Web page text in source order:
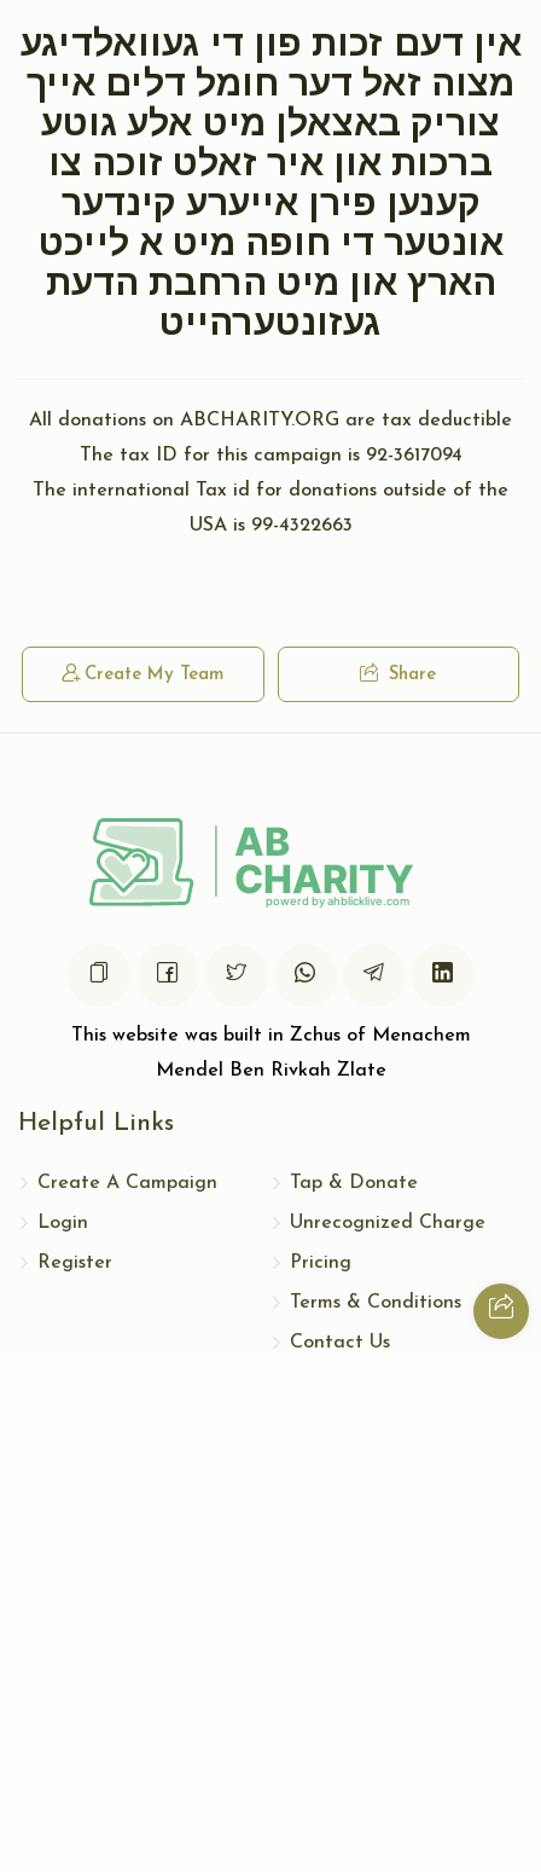
אין דעם זכות פון די געוואלדיגע
מצוה זאל דער חומל דלים אייך
צוריק באצאלן מיט אלע גוטע
ברכות און איר זאלט זוכה צו
קענען פירן אייערע קינדער
אונטער די חופה מיט א לייכט
הארץ און מיט הרחבת הדעת
געזונטערהייט
All donations on ABCHARITY.ORG are tax deductible
The tax ID for this campaign is 92-3617094
The international Tax id for donations outside of the
USA is 99-4322663
Create My Team Share
This website was built in Zchus of Menachem
Mendel Ben Rivkah Zlate
Helpful Links
Create A Campaign
Login
Register
Tap & Donate
Unrecognized Charge
Pricing
Terms & Conditions
Contact Us